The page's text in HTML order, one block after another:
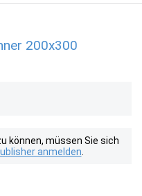
200x300
können, müssen Sie sich
anmelden